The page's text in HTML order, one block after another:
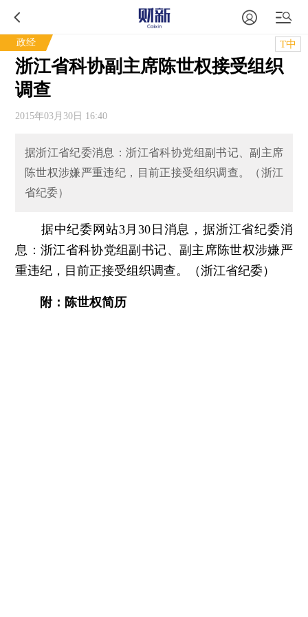
政经 T中
浙江省科协副主席陈世权接受组织
调查
2015年03月30日 16:40
据浙江省纪委消息：浙江省科协党组副书记、副主席
陈世权涉嫌严重违纪，目前正接受组织调查。（浙江
省纪委）
据中纪委网站3月30日消息，据浙江省纪委消
息：浙江省科协党组副书记、副主席陈世权涉嫌严
重违纪，目前正接受组织调查。（浙江省纪委）
附：陈世权简历